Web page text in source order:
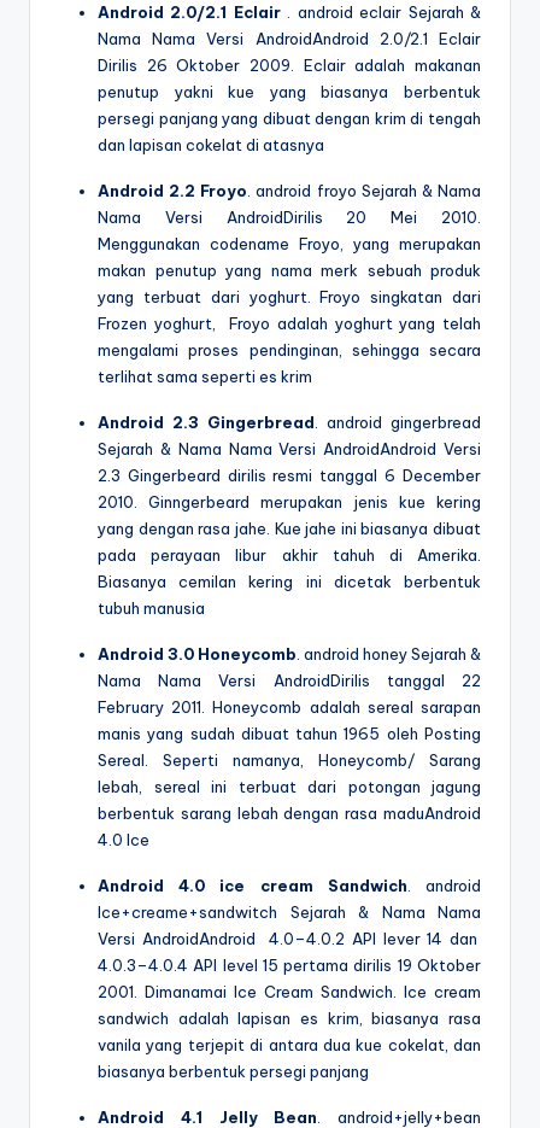
Android 2.0/2.1 Eclair. android eclair Sejarah &
Nama Nama Versi AndroidAndroid 2.0/2.1 Eclair
Dirilis 26 Oktober 2009. Eclair adalah makanan
penutup yakni kue yang biasanya berbentuk
persegi panjang yang dibuat dengan krim di tengah
dan lapisan cokelat di atasnya
Android 2.2 Froyo . android froyo Sejarah & Nama
Nama Versi AndroidDirilis 20 Mei 2010.
Menggunakan codename Froyo, yang merupakan
makan penutup yang nama merk sebuah produk
yang terbuat dari yoghurt. Froyo singkatan dari
Frozen yoghurt, Froyo adalah yoghurt yang telah
mengalami proses pendinginan, sehingga secara
terlihat sama seperti es krim
Android 2.3 Gingerbread . android gingerbread
Sejarah & Nama Nama Versi AndroidAndroid Versi
2.3 Gingerbeard dirilis resmi tanggal 6 December
2010. Ginngerbeard merupakan jenis kue kering
yang dengan rasa jahe. Kue jahe ini biasanya dibuat
pada perayaan libur akhir tahuh di Amerika.
Biasanya cemilan kering ini dicetak berbentuk
tubuh manusia
Android 3.0 Honeycomb . android honey Sejarah &
Nama Nama Versi AndroidDirilis tanggal 22
February 2011. Honeycomb adalah sereal sarapan
manis yang sudah dibuat tahun 1965 oleh Posting
Sereal. Seperti namanya, Honeycomb/ Sarang
lebah, sereal ini terbuat dari potongan jagung
berbentuk sarang lebah dengan rasa maduAndroid
4.0 Ice
Android 4.0 ice cream Sandwich . android
Ice+creame+sandwitch Sejarah & Nama Nama
Versi AndroidAndroid 4.0–4.0.2 API lever 14 dan
4.0.3–4.0.4 API level 15 pertama dirilis 19 Oktober
2001. Dimanamai Ice Cream Sandwich. Ice cream
sandwich adalah lapisan es krim, biasanya rasa
vanila yang terjepit di antara dua kue cokelat, dan
biasanya berbentuk persegi panjang
Android 4.1 Jelly Bean . android+jelly+bean